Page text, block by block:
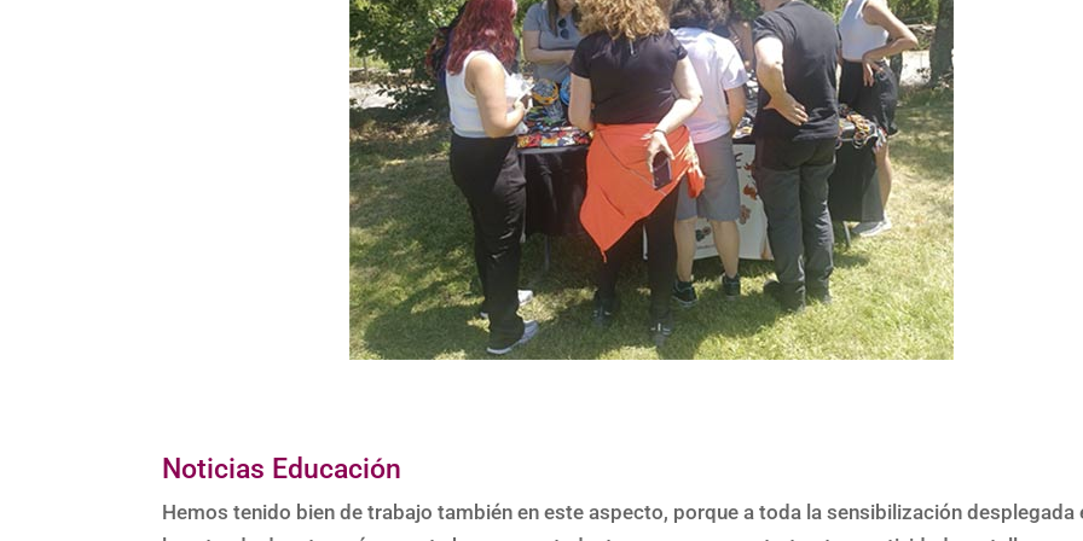
Noticias Educación
Hemos tenido bien de trabajo también en este aspecto, porque a toda la sensibilización desplegada